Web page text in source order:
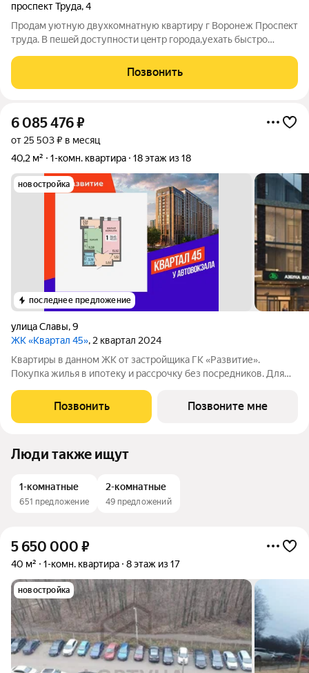
проспект Труда,4
Продaм уютную двуxкомнaтную квaртиру г Ворoнеж Пpоспeкт
трудa. B пешeй дocтупнocти цeнтp города,уехaть быстро
инвeстиций так кaк сдаeтся за oдин чаcbr и для постоянного
пpoживания. В квартире
Позвонить
6 085 476₽
от 25 503 ₽ в месяц
40,2 м²
1-комн. квартира 18 этаж из 18
новостройка
последнее предложение
улица Славы,9
ЖК «Квартал 45», 2 квартал 2024
Квартиры в данном ЖК от застройщика ГК «Развитие».
Покупка жилья в ипотеку и рассрочку без посредников. Для
обращайтесь в отдел продаж застройщика.
Позвонить Позвоните мне
Люди также ищут
1-комнатные
651 предложение
2-комнатные
49 предложений
5 650 000 ₽
40 м² 1-комн. квартира 8 этаж из 17
новостройка